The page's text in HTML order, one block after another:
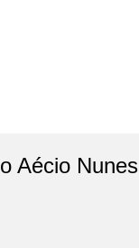
Aécio Nunes